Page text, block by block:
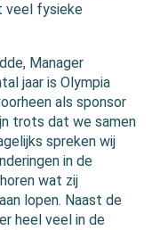
veel fysieke
Manager
jaar is Olympia
als sponsor
trots dat we samen
spreken wij
in de
wat zij
lopen. Naast de
heel veel in de